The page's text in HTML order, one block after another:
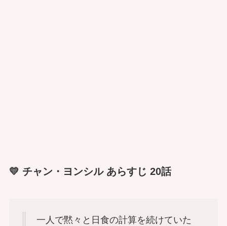
💛 チャン・ヨンシル あらすじ 20話
一人で黙々と日食の計算を続けていた